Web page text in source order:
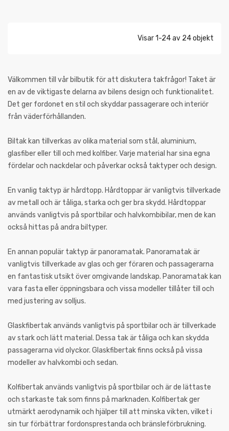
Visar 1-24 av 24 objekt
Välkommen till vår bilbutik för att diskutera takfrågor! Taket är
en av de viktigaste delarna av bilens design och funktionalitet.
Det ger fordonet en stil och skyddar passagerare och interiör
från väderförhållanden.
Biltak kan tillverkas av olika material som stål, aluminium,
glasfiber eller till och med kolfiber. Varje material har sina egna
fördelar och nackdelar och påverkar också taktyper och design.
En vanlig taktyp är hårdtopp. Hårdtoppar är vanligtvis tillverkade
av metall och är tåliga, starka och ger bra skydd. Hårdtoppar
används vanligtvis på sportbilar och halvkombibilar, men de kan
också hittas på andra biltyper.
En annan populär taktyp är panoramatak. Panoramatak är
vanligtvis tillverkade av glas och ger föraren och passagerarna
en fantastisk utsikt över omgivande landskap. Panoramatak kan
vara fasta eller öppningsbara och vissa modeller tillåter till och
med justering av solljus.
Glaskfibertak används vanligtvis på sportbilar och är tillverkade
av stark och lätt material. Dessa tak är tåliga och kan skydda
passagerarna vid olyckor. Glaskfibertak finns också på vissa
modeller av halvkombi och sedan.
Kolfibertak används vanligtvis på sportbilar och är de lättaste
och starkaste tak som finns på marknaden. Kolfibertak ger
utmärkt aerodynamik och hjälper till att minska vikten, vilket i
sin tur förbättrar fordonsprestanda och bränsleförbrukning.